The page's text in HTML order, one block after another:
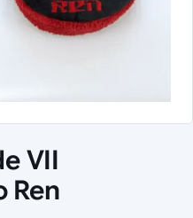
VII
Ren